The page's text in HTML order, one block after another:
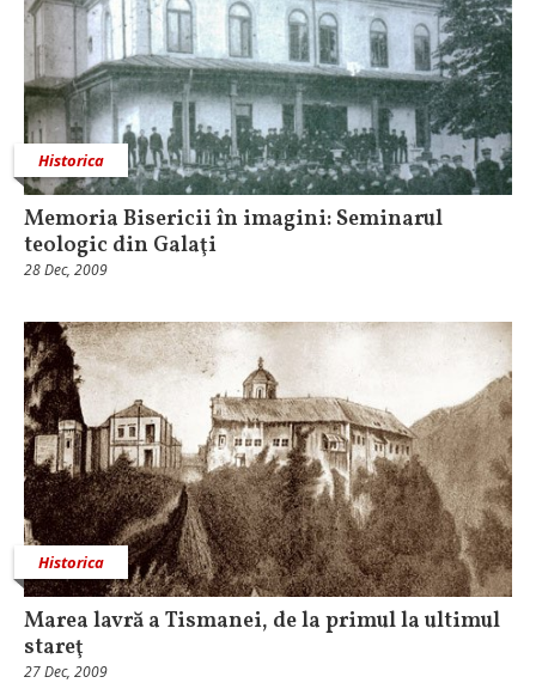
Historica
Memoria Bisericii în imagini: Seminarul
teologic din Galaţi
28 Dec, 2009
Historica
Marea lavră a Tismanei, de la primul la ultimul
stareţ
27 Dec, 2009